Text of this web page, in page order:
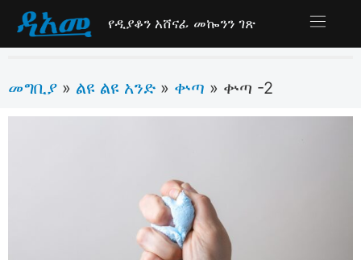
የዲያቆን አሸናፊ መኰንን ገጽ
መግቢያ » ልዩ ልዩ አንድ » ቍጣ » ቍጣ -2